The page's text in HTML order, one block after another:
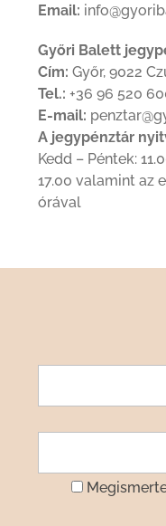
Email:
Győri Balett
Cím: Győr, 9022
Tel.: +36 96 520
E-mail:
A jegypénztár
Kedd – Péntek:
17.00 valamint az
órával